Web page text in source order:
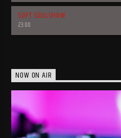
SOFT SOULSHOW
23:00
NOW ON AIR